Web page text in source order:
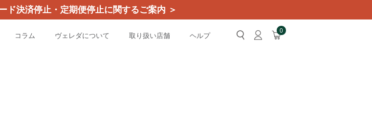
ド決済停止・定期便停止に関するご案内 ＞
0
コラム ヴェレダについて 取り扱い店舗 ヘルプ